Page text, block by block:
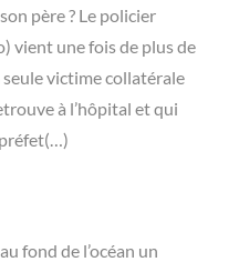
père ? Le policier
vient une fois de plus de
victime collatérale
à l’hôpital et qui
fond de l’océan un